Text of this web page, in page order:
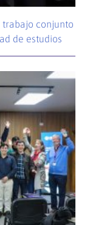
trabajo conjunto
de estudios